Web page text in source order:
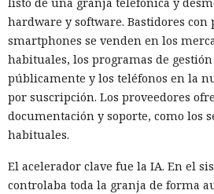
La protección contra el ataque
hardware y software. Bastidores con
smartphones se venden en los
habituales, los programas de
públicamente y los teléfonos en la
por suscripción. Los proveedores
documentación y soporte, como los
habituales.
El acelerador clave fue la IA. En el
controlaba toda la granja de forma